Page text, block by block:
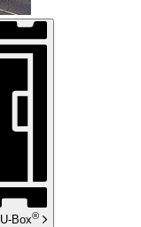
U-Box®